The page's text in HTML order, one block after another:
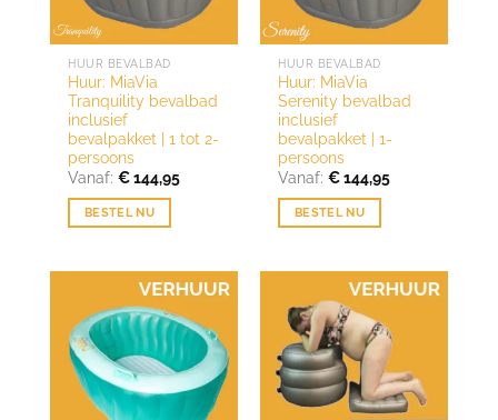
HUUR BEVALBAD
Huur: MiaVia
Tranquility bevalbad
inclusief
bevalpakket | 1 tot 2-
persoons
Vanaf:€144,95
BESTEL NU
HUUR BEVALBAD
Huur: MiaVia
Serenity bevalbad
inclusief
bevalpakket | 1-
persoons
Vanaf:€144,95
BESTEL NU